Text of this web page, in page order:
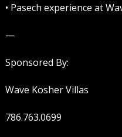
• Pasech experience at
—
Sponsored By:
Wave Kosher Villas
786.763.0699